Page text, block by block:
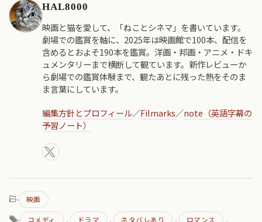
HAL8000
映画と猫を愛して、「ねことシネマ」を書いています。
劇場での鑑賞を軸に、2025年は映画館で100本、配信を
含めるとおよそ190本を鑑賞。洋画・邦画・アニメ・ドキ
ュメンタリーまで横断して観ています。新作レビューか
ら劇場での鑑賞体験まで、観たあとに残った熱をそのま
ま言葉にしています。
編集方針とプロフィール／Filmarks／note（英語字幕の
予習ノート）
- 映画
- コメディ , ドラマ , ネタバレあり , ロマンス ,